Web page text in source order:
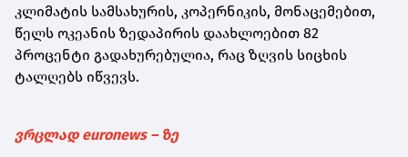
კლიმატის სამსახურის, კოპერნიკის, მონაცემებით,
წელს ოკეანის ზედაპირის დაახლოებით 82
პროცენტი გადახურებულია, რაც ზღვის სიცხის
ტალღებს იწვევს.
ვრცლად euronews – ზე